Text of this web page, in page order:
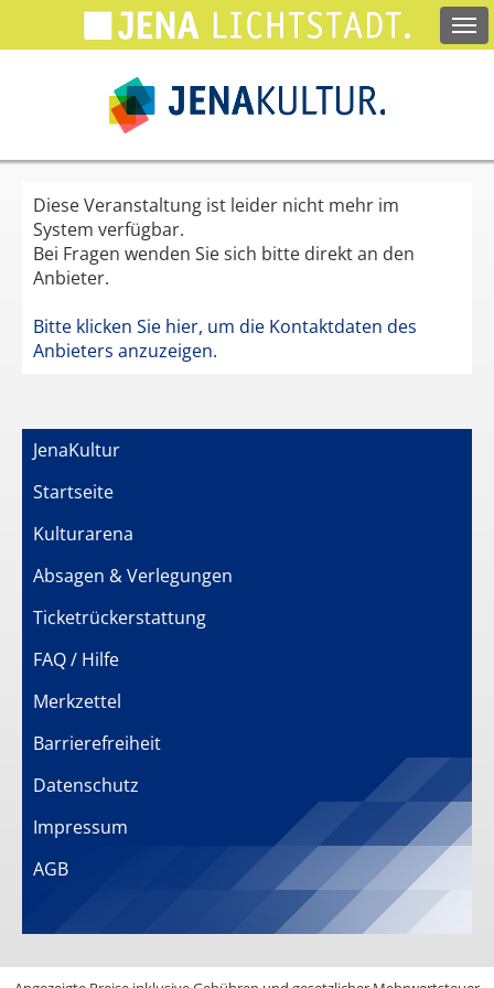
zum
Diese Veranstaltung ist leider nicht mehr im
System verfügbar.
Bei Fragen wenden Sie sich bitte direkt an den
Anbieter.
Bitte klicken Sie hier, um die Kontaktdaten des
Anbieters anzuzeigen.
JenaKultur
Startseite
Kulturarena
Absagen & Verlegungen
Ticketrückerstattung
FAQ / Hilfe
Merkzettel
Barrierefreiheit
Datenschutz
Impressum
AGB